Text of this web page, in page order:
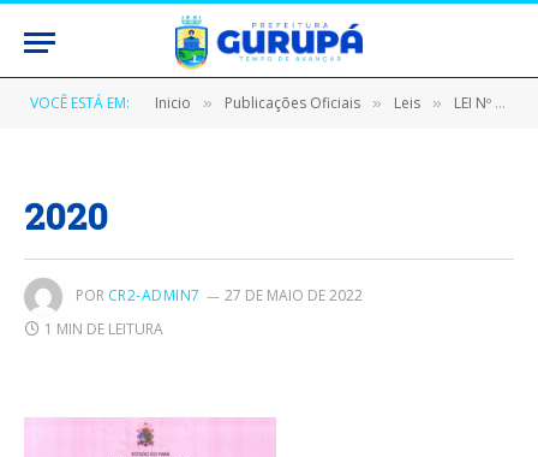
VOCÊ ESTÁ EM: Inicio » Publicações Oficiais » Leis » LEI Nº 1242/2020, DE 01 DE JANEIRO DE 2020 (LOA 2020 Estima a receita e fixa a despesa do município de Gurupá para o exercício financeiro de 2020 e dá outras providências)
2020
POR CR2-ADMIN7
27 DE MAIO DE 2022
1 MIN DE LEITURA